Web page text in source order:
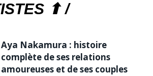
⬆ /
Aya Nakamura : histoire
complète de ses relations
amoureuses et de ses couples